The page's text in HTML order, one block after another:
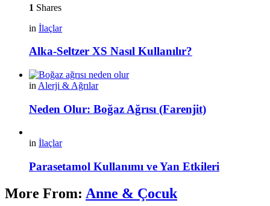
1 Shares
in İlaçlar
Alka-Seltzer XS Nasıl Kullanılır?
in Alerji & Ağrılar
Neden Olur: Boğaz Ağrısı (Farenjit)
in İlaçlar
Parasetamol Kullanımı ve Yan Etkileri
More From: Anne & Çocuk